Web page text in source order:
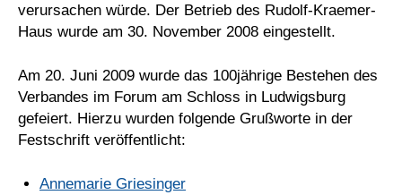
verursachen würde. Der Betrieb des Rudolf-Kraemer-
Haus wurde am 30. November 2008 eingestellt.
Am 20. Juni 2009 wurde das 100jährige Bestehen des
Verbandes im Forum am Schloss in Ludwigsburg
gefeiert. Hierzu wurden folgende Grußworte in der
Festschrift veröffentlicht:
Annemarie Griesinger